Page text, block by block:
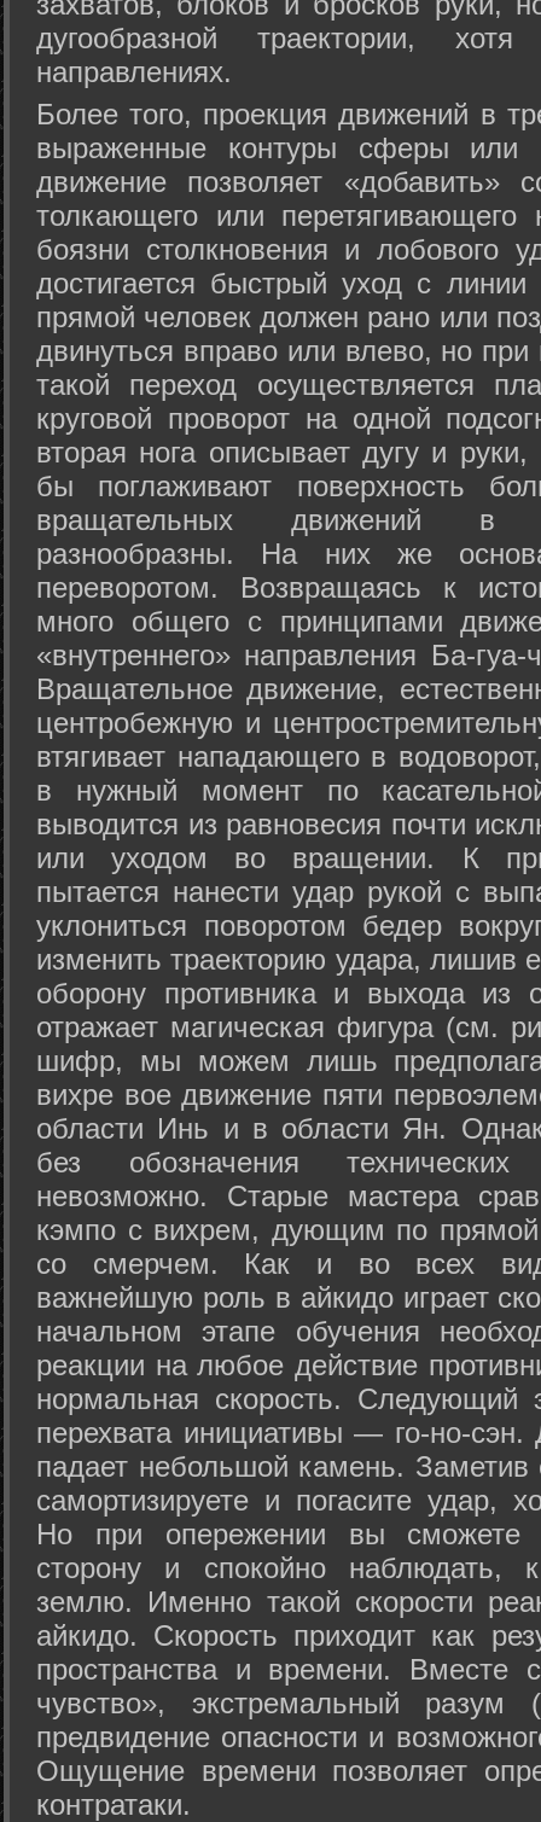
дугообразной траектории,
направлениях.
Более того, проекция движений в
выраженные контуры сферы или
движение позволяет «добавить»
толкающего или перетягивающего
боязни столкновения и лобового
достигается быстрый уход с
прямой человек должен рано или
двинуться вправо или влево, но
такой переход осуществляется
круговой проворот на одной
вторая нога описывает дугу и
бы поглаживают поверхность
вращательных движений в
разнообразны. На них же
переворотом. Возвращаясь к
много общего с принципами
«внутреннего» направления Ба-
Вращательное движение,
центробежную и
втягивает нападающего в
в нужный момент по
выводится из равновесия почти
или уходом во вращении. К
пытается нанести удар рукой с
уклониться поворотом бедер
изменить траекторию удара, лишив
оборону противника и выхода из
отражает магическая фигура (см.
шифр, мы можем лишь
вихре вое движение пяти
области Инь и в области Ян.
без обозначения
невозможно. Старые мастера
кэмпо с вихрем, дующим по
со смерчем. Как и во всех
важнейшую роль в айкидо играет
начальном этапе обучения
реакции на любое действие
нормальная скорость.
перехвата инициативы — го-но-
падает небольшой камень.
самортизируете и погасите удар,
Но при опережении вы сможете
сторону и спокойно наблюдать,
землю. Именно такой скорости
айкидо. Скорость приходит как
пространства и времени. Вместе
чувство», экстремальный разум
предвидение опасности и
Ощущение времени позволяет
контратаки.